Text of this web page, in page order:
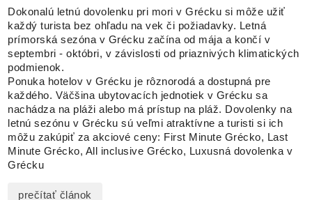
Dokonalú letnú dovolenku pri mori v Grécku si môže užiť
každý turista bez ohľadu na vek či požiadavky. Letná
prímorská sezóna v Grécku začína od mája a končí v
septembri - októbri, v závislosti od priaznivých klimatických
podmienok.
Ponuka hotelov v Grécku je rôznorodá a dostupná pre
každého. Väčšina ubytovacích jednotiek v Grécku sa
nachádza na pláži alebo má prístup na pláž. Dovolenky na
letnú sezónu v Grécku sú veľmi atraktívne a turisti si ich
môžu zakúpiť za akciové ceny: First Minute Grécko, Last
Minute Grécko, All inclusive Grécko, Luxusná dovolenka v
Grécku
prečítať článok